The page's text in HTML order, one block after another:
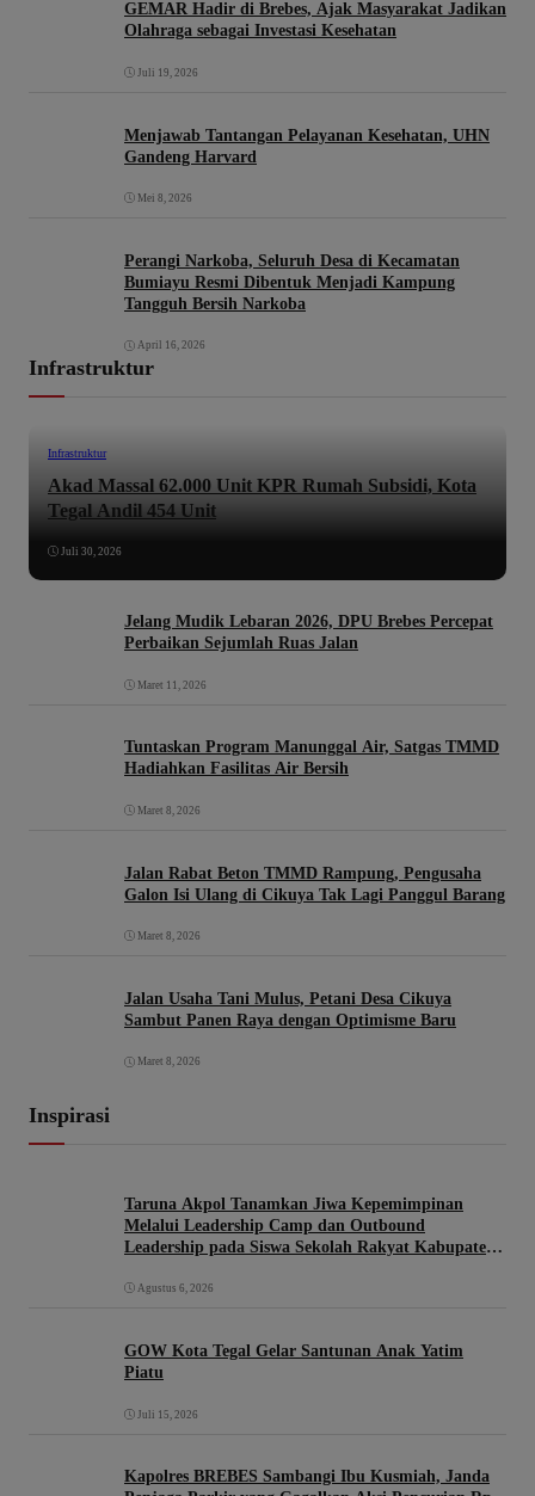
GEMAR Hadir di Brebes, Ajak Masyarakat Jadikan
Olahraga sebagai Investasi Kesehatan
Juli 19, 2026
Menjawab Tantangan Pelayanan Kesehatan, UHN
Gandeng Harvard
Mei 8, 2026
Perangi Narkoba, Seluruh Desa di Kecamatan
Bumiayu Resmi Dibentuk Menjadi Kampung
Tangguh Bersih Narkoba
April 16, 2026
Infrastruktur
Infrastruktur
Akad Massal 62.000 Unit KPR Rumah Subsidi, Kota
Tegal Andil 454 Unit
Juli 30, 2026
Jelang Mudik Lebaran 2026, DPU Brebes Percepat
Perbaikan Sejumlah Ruas Jalan
Maret 11, 2026
Tuntaskan Program Manunggal Air, Satgas TMMD
Hadiahkan Fasilitas Air Bersih
Maret 8, 2026
Jalan Rabat Beton TMMD Rampung, Pengusaha
Galon Isi Ulang di Cikuya Tak Lagi Panggul Barang
Maret 8, 2026
Jalan Usaha Tani Mulus, Petani Desa Cikuya
Sambut Panen Raya dengan Optimisme Baru
Maret 8, 2026
Inspirasi
Taruna Akpol Tanamkan Jiwa Kepemimpinan
Melalui Leadership Camp dan Outbound
Leadership pada Siswa Sekolah Rakyat Kabupaten
Agustus 6, 2026
GOW Kota Tegal Gelar Santunan Anak Yatim
Piatu
Juli 15, 2026
Kapolres BREBES Sambangi Ibu Kusmiah, Janda